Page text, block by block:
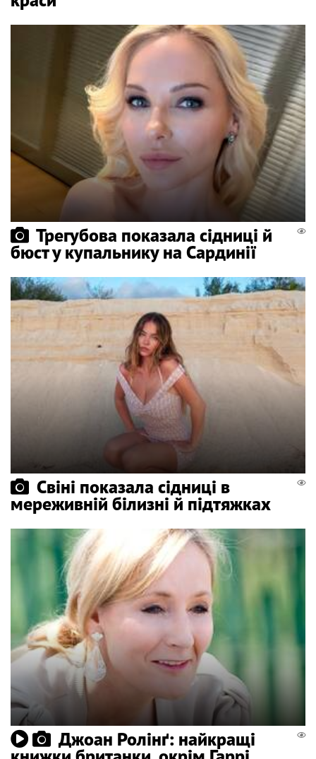
Трегубова показала сідниці й
бюст у купальнику на Сардинії
Свіні показала сідниці в
мереживній білизні й підтяжках
Джоан Ролінґ: найкращі